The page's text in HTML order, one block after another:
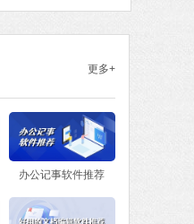
腾讯视频
软件大小：78.47 MB
软件语言：简体中文
更多+
办公记事软件推荐